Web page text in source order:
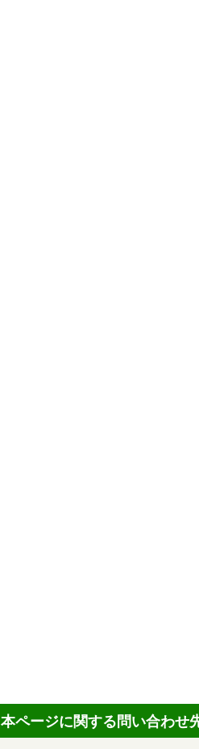
本ページに関する問い合わせ